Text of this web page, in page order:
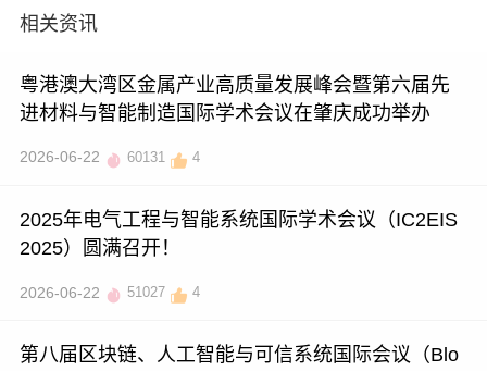
相关资讯
粤港澳大湾区金属产业高质量发展峰会暨第六届先
进材料与智能制造国际学术会议在肇庆成功举办
2026-06-22 60131 4
2025年电气工程与智能系统国际学术会议（IC2EIS
2025）圆满召开！
2026-06-22 51027 4
第八届区块链、人工智能与可信系统国际会议（Blo